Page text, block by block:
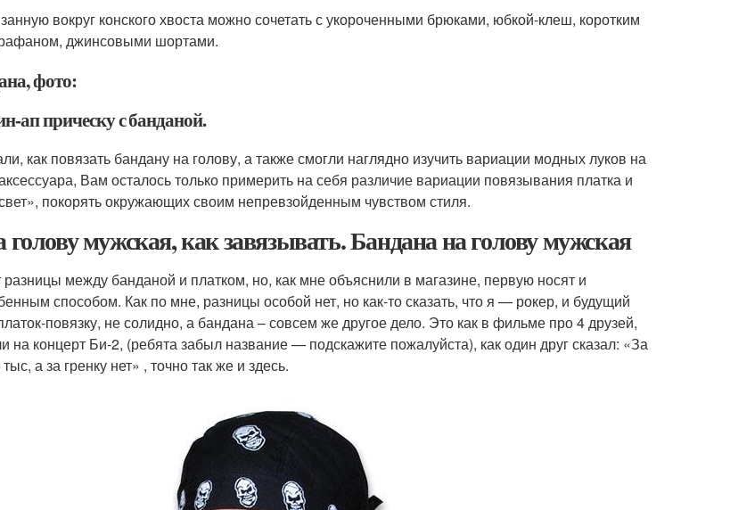
вокруг конского хвоста можно сочетать с укороченными брюками, юбкой-клеш, коротким
джинсовыми шортами.
фото:
ап прическу с банданой.
как повязать бандану на голову, а также смогли наглядно изучить вариации модных луков на
Вам осталось только примерить на себя различие вариации повязывания платка и
покорять окружающих своим непревзойденным чувством стиля.
мужская, как завязывать. Бандана на голову мужская
между банданой и платком, но, как мне объяснили в магазине, первую носят и
способом. Как по мне, разницы особой нет, но как-то сказать, что я — рокер, и будущий
повязку, не солидно, а бандана – совсем же другое дело. Это как в фильме про 4 друзей,
на концерт Би-2, (ребята забыл название — подскажите пожалуйста), как один друг сказал: «За
а за гренку нет» , точно так же и здесь.